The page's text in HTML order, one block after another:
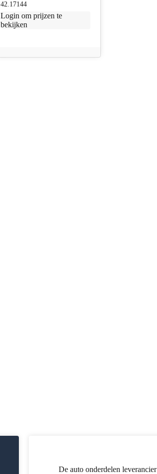
42.17144
Login om prijzen te
bekijken
De auto onderdelen leverancier